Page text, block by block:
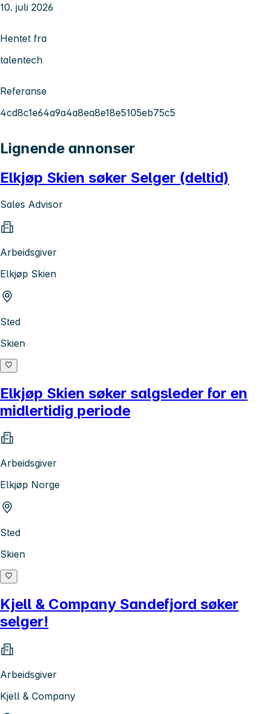
10. juli 2026
Hentet fra
talentech
Referanse
4cd8c1e64a9a4a8ea8e18e5105eb75c5
Lignende annonser
Elkjøp Skien søker Selger (deltid)
Sales Advisor
Arbeidsgiver
Elkjøp Skien
Sted
Skien
Elkjøp Skien søker salgsleder for en
midlertidig periode
Arbeidsgiver
Elkjøp Norge
Sted
Skien
Kjell & Company Sandefjord søker
selger!
Arbeidsgiver
Kjell & Company